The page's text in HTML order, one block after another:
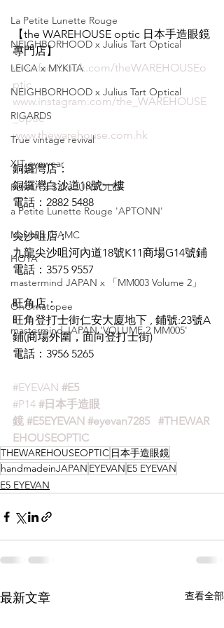
La Petite Lunette Rouge
NEIGHBORHOOD x Julius Tart Optical
LEICA x MYKITA
NEIGHBORHOOD x Julius Tart Optical
RIGARDS
True vintage revival
XIT eyewear
For Art's Sake 'UNFOLD'
a Petite Lunette Rouge 'APTONN'
Mykita x OAMC
HOYA
mastermind JAPAN x 「MM003 Volume 2」
OnOmatopee
mastermind JAPAN 'VOLUME 2 MM005'
【the WAREHOUSE optic 日本手造眼鏡
專門店】
www.facebook.com/theWAREHOUSEo
ptic
www.instagram.com/the_WAREHOUSE
_optic
www.thewarehouse.com.hk
銅鑼灣店：
銅鑼灣白沙道18號一樓
電話：2882 5488
尖沙咀店：
九龍尖沙咀河內道18號K11商場G14號鋪
電話：3575 9557
旺角店：
旺角登打士街仁安大廈地下 , 鋪號:23號A
鋪(商場外圍，面向登打士街)
電話：3956 5265
#EYEVAN #E5
#P14 #日本手造眼
鏡 #E5EYEVAN #eyevan7285
#THEWAR
EHOUSEOPTIC
THEWAREHOUSEOPTIC 日本手造眼鏡
handmadeinJAPAN EYEVAN E5 EYEVAN
E5 EYEVAN
最新文章 查看全部